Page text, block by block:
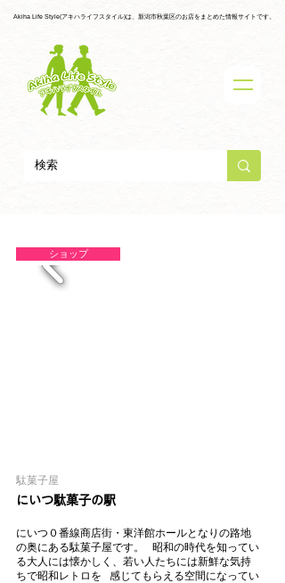
Akiha Life Style(アキハライフスタイル)は、新潟市秋葉区のお店をまとめた情報サイトです。
ショップ
にいつ駄菓子の駅
駄菓子屋
にいつ０番線商店街・東洋館ホールとなりの路地
の奥にある駄菓子屋です。 昭和の時代を知ってい
る大人には懐かしく、若い人たちには新鮮な気持
ちで昭和レトロを 感じてもらえる空間になってい